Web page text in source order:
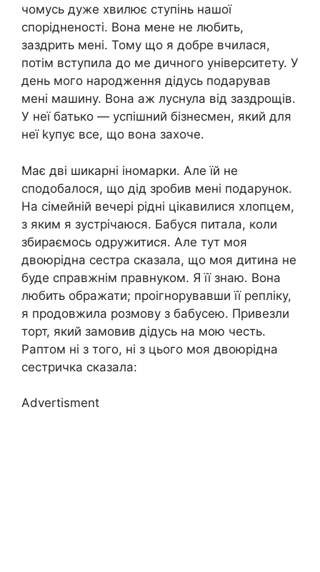
чомусь дуже хвилює ступінь нашої
спорідненості. Вона мене не любить,
заздрить мені. Тому що я добре вчилася,
потім вступила до ме дичного університету. У
день мого народження дідусь подарував
мені машину. Вона аж луснула від заздрощів.
У неї батько — успішний бізнесмен, який для
неї kупує все, що вона захоче.
Має дві шикарні іномарки. Але їй не
сподобалося, що дід зробив мені подарунок.
На сімейній вечері рідні цікавилися хлопцем,
з яким я зустрічаюся. Бабуся питала, коли
збираємось одружитися. Але тут моя
двоюрідна сестра сказала, що моя дитина не
буде справжнім правнуком. Я її знаю. Вона
любить ображати; проігнорувавши її репліку,
я продовжила розмову з бабусею. Привезли
торт, який замовив дідусь на мою честь.
Раптом ні з того, ні з цього моя двоюрідна
сестричка сказала:
Advertisment